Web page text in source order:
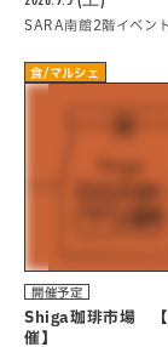
SARA南館2階イベン
食/マルシェ
開催予定
Shiga珈琲市場 【
催】